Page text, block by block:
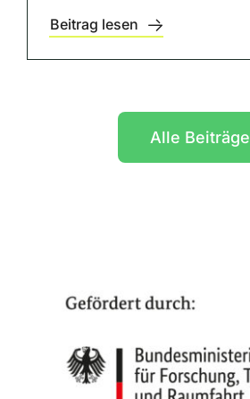
Beitrag lesen
Alle Beiträge